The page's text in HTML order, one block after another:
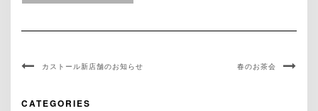
カストール新店舗のお知らせ 春のお茶会
CATEGORIES